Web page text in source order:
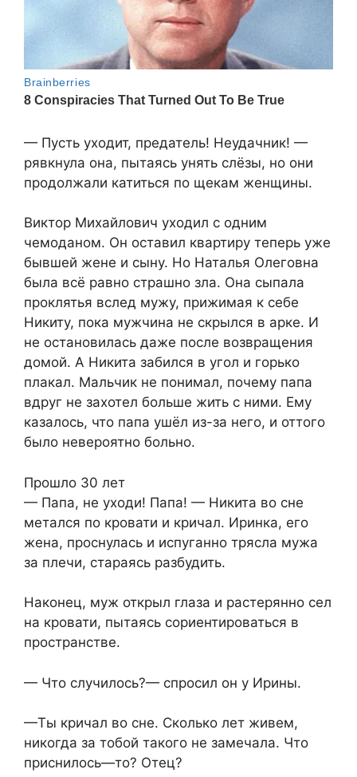
— Пусть уходит, предатель! Неудачник! —
рявкнула она, пытаясь унять слёзы, но они
продолжали катиться по щекам женщины.
Виктор Михайлович уходил с одним
чемоданом. Он оставил квартиру теперь уже
бывшей жене и сыну. Но Наталья Олеговна
была всё равно страшно зла. Она сыпала
проклятья вслед мужу, прижимая к себе
Никиту, пока мужчина не скрылся в арке. И
не остановилась даже после возвращения
домой. А Никита забился в угол и горько
плакал. Мальчик не понимал, почему папа
вдруг не захотел больше жить с ними. Ему
казалось, что папа ушёл из-за него, и оттого
было невероятно больно.
Прошло 30 лет
— Папа, не уходи! Папа! — Никита во сне
метался по кровати и кричал. Иринка, его
жена, проснулась и испуганно трясла мужа
за плечи, стараясь разбудить.
Наконец, муж открыл глаза и растерянно сел
на кровати, пытаясь сориентироваться в
пространстве.
— Что случилось?— спросил он у Ирины.
—Ты кричал во сне. Сколько лет живем,
никогда за тобой такого не замечала. Что
приснилось—то? Отец?